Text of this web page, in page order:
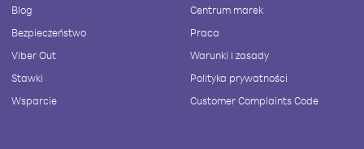
Blog
Bezpieczeństwo
Viber Out
Stawki
Wsparcie
Centrum marek
Praca
Warunki i zasady
Polityka prywatności
Customer Complaints Code